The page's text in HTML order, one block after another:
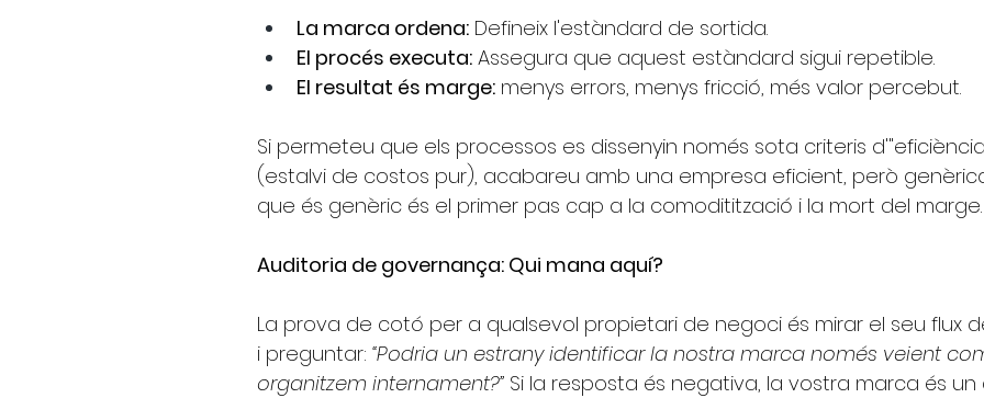
La marca ordena: Defineix l'estàndard de sortida.
El procés executa: Assegura que aquest estàndard sigui repetible.
El resultat és marge: menys errors, menys fricció, més valor percebut.
Si permeteu que els processos es dissenyin només sota criteris
(estalvi de costos pur), acabareu amb una empresa eficient, però
que és genèric és el primer pas cap a la comoditització i la mort del marge.
Auditoria de governança: Qui mana aquí?
La prova de cotó per a qualsevol propietari de negoci és mirar el seu flux
i preguntar: “Podria un estrany identificar la nostra marca només veient
organitzem internament?” Si la resposta és negativa, la vostra marca és un